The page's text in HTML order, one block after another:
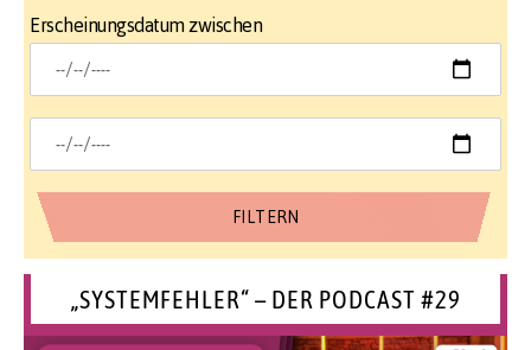
Erscheinungsdatum zwischen
„SYSTEMFEHLER“ – DER PODCAST #29